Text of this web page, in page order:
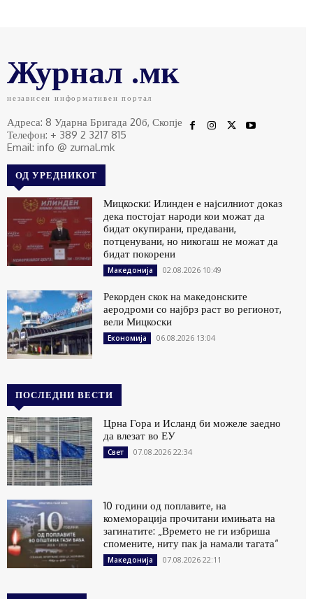
Журнал .мк
независен информативен портал
Адреса: 8 Ударна Бригада 20б, Скопје
Телефон: + 389 2 3217 815
Email: info @ zurnal.mk
ОД УРЕДНИКОТ
Мицкоски: Илинден е најсилниот доказ
дека постојат народи кои можат да
бидат окупирани, предавани,
потценувани, но никогаш не можат да
бидат покорени
Македонија 02.08.2026 10:49
Рекорден скок на македонските
аеродроми со најбрз раст во регионот,
вели Мицкоски
Економија 06.08.2026 13:04
ПОСЛЕДНИ ВЕСТИ
Црна Гора и Исланд би можеле заедно
да влезат во ЕУ
Свет 07.08.2026 22:34
10 години од поплавите, на
комеморација прочитани имињата на
загинатите: „Времето не ги избриша
спомените, ниту пак ја намали тагата“
Македонија 07.08.2026 22:11